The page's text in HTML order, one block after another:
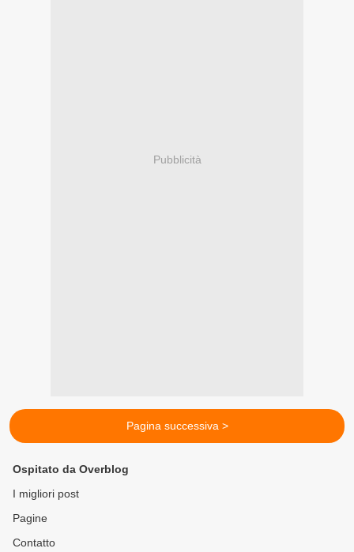
Pubblicità
Pagina successiva >
Ospitato da Overblog
I migliori post
Pagine
Contatto